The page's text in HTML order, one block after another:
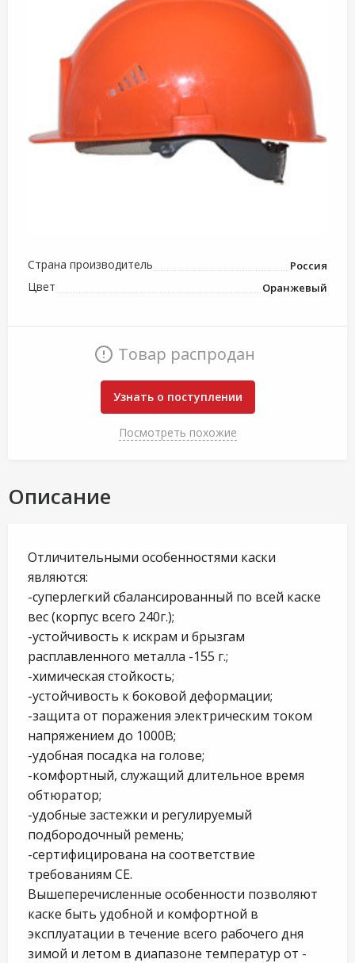
Страна производитель Россия
Цвет Оранжевый
Товар распродан
Узнать о поступлении
Посмотреть похожие
Описание
Отличительными особенностями каски
являются:
-суперлегкий сбалансированный по всей каске
вес (корпус всего 240г.);
-устойчивость к искрам и брызгам
расплавленного металла -155 г.;
-химическая стойкость;
-устойчивость к боковой деформации;
-защита от поражения электрическим током
напряжением до 1000В;
-удобная посадка на голове;
-комфортный, служащий длительное время
обтюратор;
-удобные застежки и регулируемый
подбородочный ремень;
-сертифицирована на соответствие
требованиям СЕ.
Вышеперечисленные особенности позволяют
каске быть удобной и комфортной в
эксплуатации в течение всего рабочего дня
зимой и летом в диапазоне температур от -